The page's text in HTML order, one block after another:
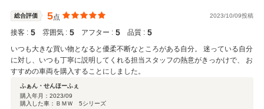
総合評価 5点 2023/10/09投稿
接客 : 5 雰囲気 : 5 アフター : 5 品質 : 5
いつも大きな買い物となると優柔不断なところがある自分。 迷っている自分
に対し、いつも丁寧に説明してくれる担当スタッフの熱意がきっかけで、 お
すすめの車両を購入することにしました。
ふぁん・せんほーふぇ
購入年月： 2023/09
購入した車：ＢＭＷ 5シリーズ